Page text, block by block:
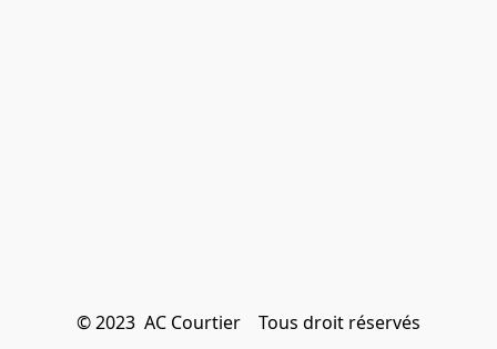
© 2023  AC Courtier    Tous droit réservés